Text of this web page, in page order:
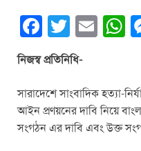
F
a
c
e
b
o
T
wi
tt
er
E
s
A
p
নিজস্ব প্রতিনিধি-
সারাদেশে সাংবাদিক হত্যা-
আইন প্রণয়নের দাবি নিয়ে
সংগঠন এর দাবি এবং উক্ত